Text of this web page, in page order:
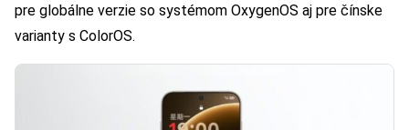
pre globálne verzie so systémom OxygenOS aj pre čínske
varianty s ColorOS.